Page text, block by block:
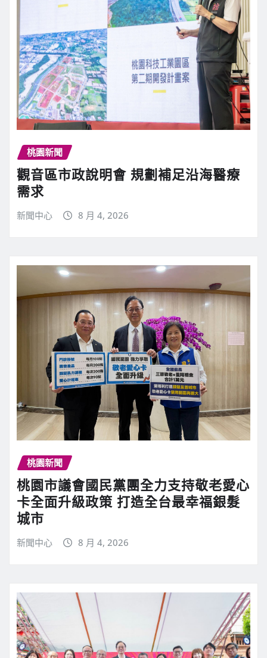
桃園新聞
觀音區市政說明會 規劃補足沿海醫療
需求
新聞中心 8 月 4, 2026
桃園新聞
桃園市議會國民黨團全力支持敬老愛心
卡全面升級政策 打造全台最幸福銀髮
城市
新聞中心 8 月 4, 2026